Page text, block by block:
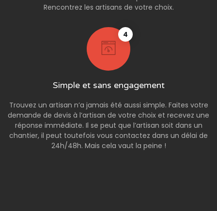
Rencontrez les artisans de votre choix.
4
Simple et sans engagement
Trouvez un artisan n’a jamais été aussi simple. Faites votre
demande de devis à l’artisan de votre choix et recevez une
réponse immédiate. Il se peut que l’artisan soit dans un
chantier, il peut toutefois vous contactez dans un délai de
24h/48h. Mais cela vaut la peine !